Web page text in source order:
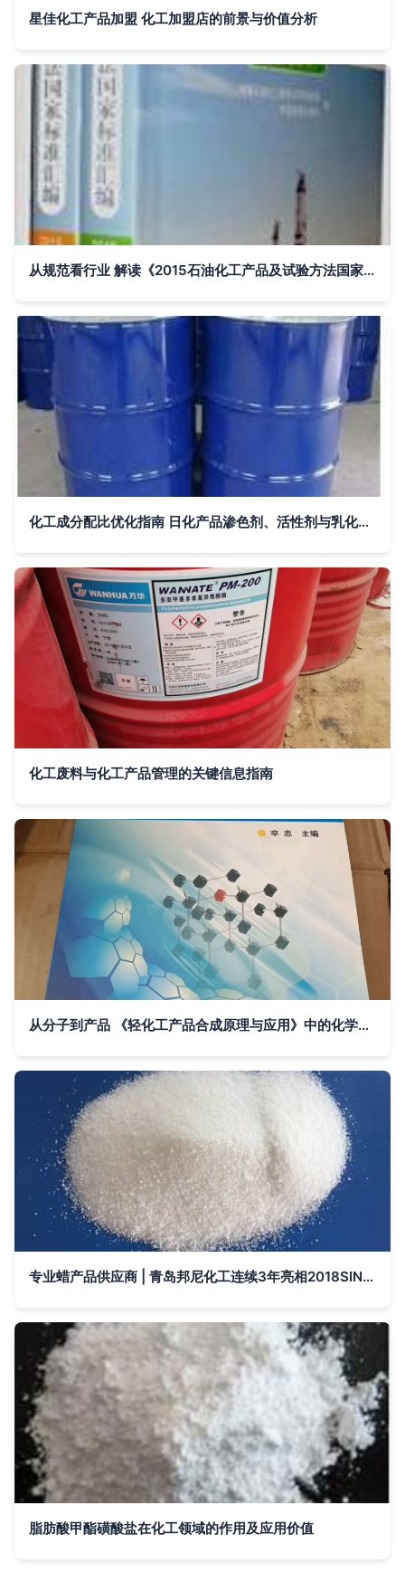
星佳化工产品加盟 化工加盟店的前景与价值分析
从规范看行业 解读《2015石油化工产品及试验方法国家标准汇编》的学术价值与实践意义
化工成分配比优化指南 日化产品渗色剂、活性剂与乳化剂在空气清香剂中的应用
化工废料与化工产品管理的关键信息指南
从分子到产品 《轻化工产品合成原理与应用》中的化学逻辑与实践价值
专业蜡产品供应商 | 青岛邦尼化工连续3年亮相2018SINO-PLAS郑州塑博会，展现化工实力
脂肪酸甲酯磺酸盐在化工领域的作用及应用价值